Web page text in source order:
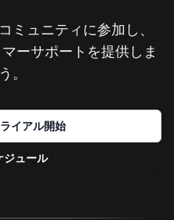
ミュニティに参加し、
ーサポートを提供しま
。
イアル開始
ジュール